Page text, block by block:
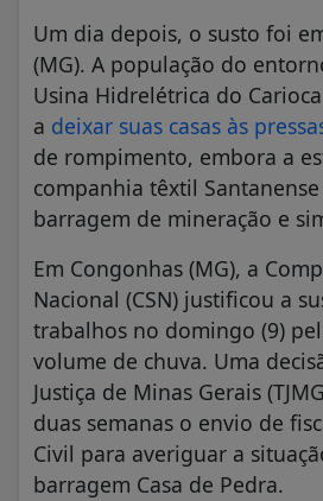
Um dia depois, o susto foi
(MG). A população do
Usina Hidrelétrica do
a deixar suas casas às
de rompimento, embora a
companhia têxtil
barragem de mineração e
Em Congonhas (MG), a
Nacional (CSN) justificou a
trabalhos no domingo (9)
volume de chuva. Uma
Justiça de Minas Gerais
duas semanas o envio de
Civil para averiguar a
barragem Casa de Pedra.